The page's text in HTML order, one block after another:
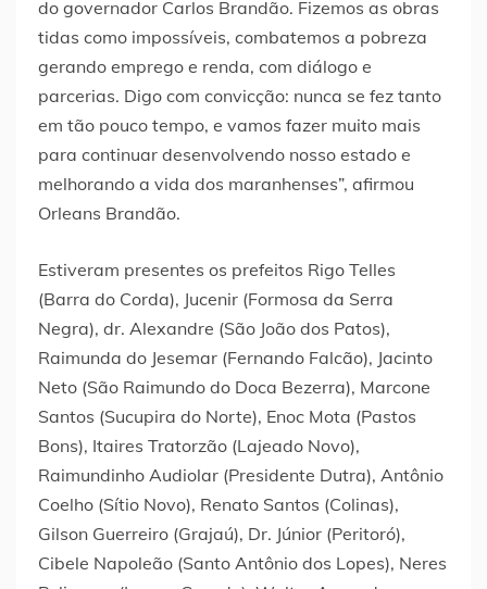
do governador Carlos Brandão. Fizemos as obras
tidas como impossíveis, combatemos a pobreza
gerando emprego e renda, com diálogo e
parcerias. Digo com convicção: nunca se fez tanto
em tão pouco tempo, e vamos fazer muito mais
para continuar desenvolvendo nosso estado e
melhorando a vida dos maranhenses”, afirmou
Orleans Brandão.
Estiveram presentes os prefeitos Rigo Telles
(Barra do Corda), Jucenir (Formosa da Serra
Negra), dr. Alexandre (São João dos Patos),
Raimunda do Jesemar (Fernando Falcão), Jacinto
Neto (São Raimundo do Doca Bezerra), Marcone
Santos (Sucupira do Norte), Enoc Mota (Pastos
Bons), Itaires Tratorzão (Lajeado Novo),
Raimundinho Audiolar (Presidente Dutra), Antônio
Coelho (Sítio Novo), Renato Santos (Colinas),
Gilson Guerreiro (Grajaú), Dr. Júnior (Peritoró),
Cibele Napoleão (Santo Antônio dos Lopes), Neres